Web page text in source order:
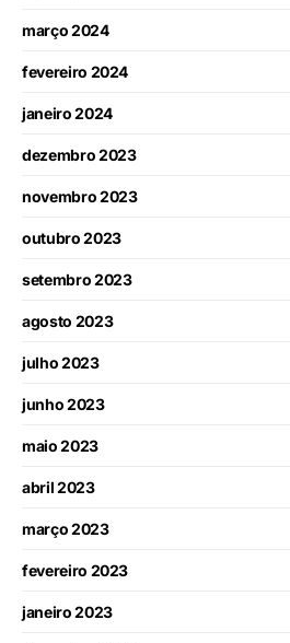
março 2024
fevereiro 2024
janeiro 2024
dezembro 2023
novembro 2023
outubro 2023
setembro 2023
agosto 2023
julho 2023
junho 2023
maio 2023
abril 2023
março 2023
fevereiro 2023
janeiro 2023